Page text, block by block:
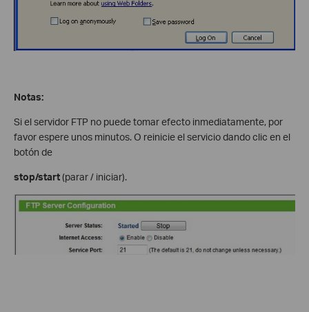
Notas:
Si el servidor FTP no puede tomar efecto inmediatamente, por
favor espere unos minutos. O reinicie el servicio dando clic en el
botón de
stop/start(parar / iniciar).